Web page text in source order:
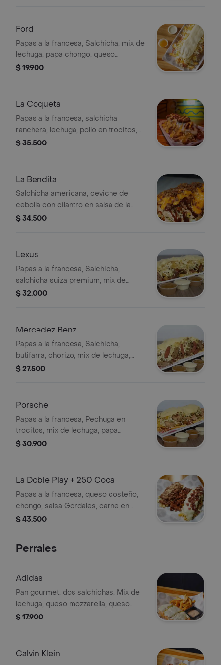
artesanal y salsa Gordales
Ford
Papas a la francesa, Salchicha, mix de
lechuga, papa chongo, queso
costeño, gratinado, salsa de piña
$ 19.900
La Coqueta
Papas a la francesa, salchicha
ranchera, lechuga, pollo en trocitos,
lomito mixto (res y cerdo), tocineta,
artesanal, salsa ahumada.
$ 35.500
La Bendita
Salchicha americana, ceviche de
cebolla con cilantro en salsa de la
casa, papa chongo, bondiola de cerdo
gratinados, cebolla crispy, salsa
$ 34.500
Lexus
Papas a la francesa, Salchicha,
salchicha suiza premium, mix de
lechuga, papa chongo, queso
$ 32.000
Mercedez Benz
Papas a la francesa, Salchicha,
butifarra, chorizo, mix de lechuga,
papa chongo, queso costeño,
$ 27.500
Porsche
Papas a la francesa, Pechuga en
trocitos, mix de lechuga, papa
chongo, queso costeño, gratinado,
$ 30.900
La Doble Play + 250 Coca
Papas a la francesa, queso costeño,
chongo, salsa Gordales, carne en
salsa bolognesa, queso parmesano,
mix de salchicha ranchera y
de la casa + (1) Coca Cola sin azúcar.
$ 43.500
Perrales
Adidas
Pan gourmet, dos salchichas, Mix de
lechuga, queso mozzarella, queso
costeño, papa chongo, salsa piña
acompañados de porción de papas a
$ 17.900
Calvin Klein